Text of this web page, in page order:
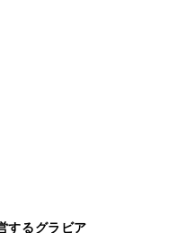
するグラビア